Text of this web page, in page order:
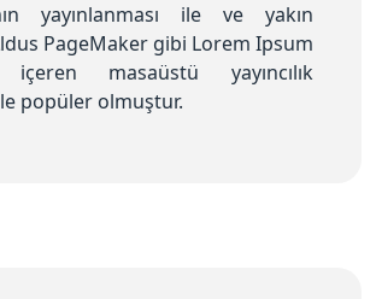
yayınlanması ile ve yakın
PageMaker gibi Lorem Ipsum
masaüstü yayıncılık
ile popüler olmuştur.